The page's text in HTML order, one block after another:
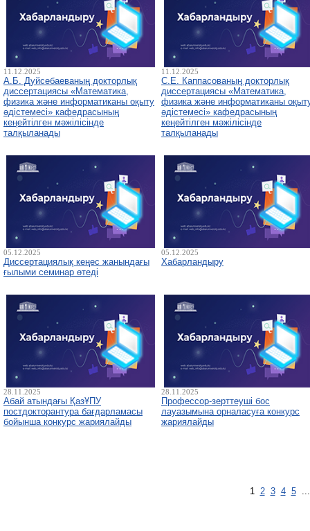
11.12.2025
А.Б. Дуйсебаеваның докторлық
диссертациясы «Математика,
физика және информатиканы оқыту
әдістемесі» кафедрасының
кеңейтілген мәжілісінде
талқыланады
11.12.2025
С.Е. Каппасованың докторлық
диссертациясы «Математика,
физика және информатиканы
әдістемесі» кафедрасының
кеңейтілген мәжілісінде
талқыланады
05.12.2025
Диссертациялық кеңес жанындағы
ғылыми семинар өтеді
05.12.2025
Хабарландыру
28.11.2025
Абай атындағы ҚазҰПУ
постдокторантура бағдарламасы
бойынша конкурс жариялайды
28.11.2025
Профессор-зерттеуші бос
лауазымына орналасуға конкурс
жариялайды
1 2 3 4 5